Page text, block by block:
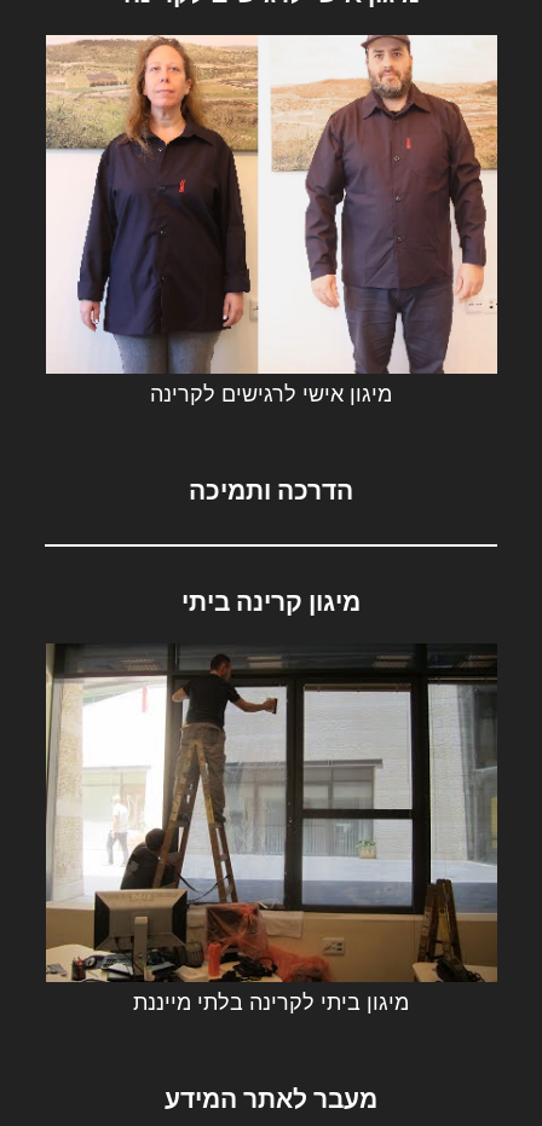
מיגון אישי לרגישים לקרינה
הדרכה ותמיכה
מיגון קרינה ביתי
מיגון ביתי לקרינה בלתי מייננת
מעבר לאתר המידע